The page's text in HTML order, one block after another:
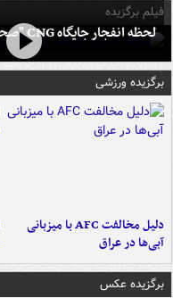
فیلم برگزیده
لحظه انفجار جایگاه CNG "صحنه" در دوربین مداربسته
برگزیده ورزشی
دلیل مخالفت AFC با میزبانی
آبی‌ها در عراق
برگزیده عکس